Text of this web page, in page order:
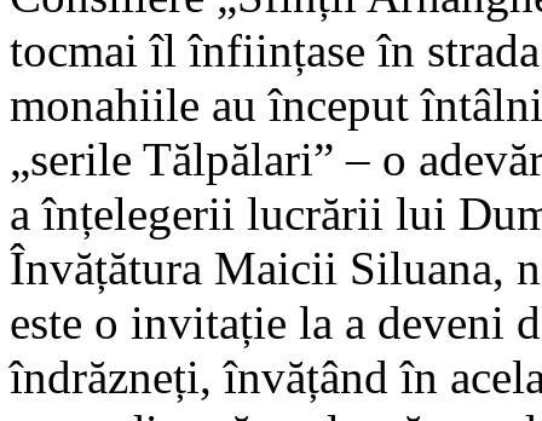
tocmai îl înființase în
monahiile au început
„serile Tălpălari” – o
a înțelegerii lucrării lui
Învățătura Maicii Siluana,
este o invitație la a deveni
îndrăzneți, învățând în